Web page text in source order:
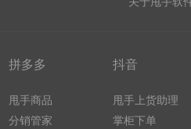
拼多多
甩手商品
分销管家
抖音
甩手上货助理
掌柜下单